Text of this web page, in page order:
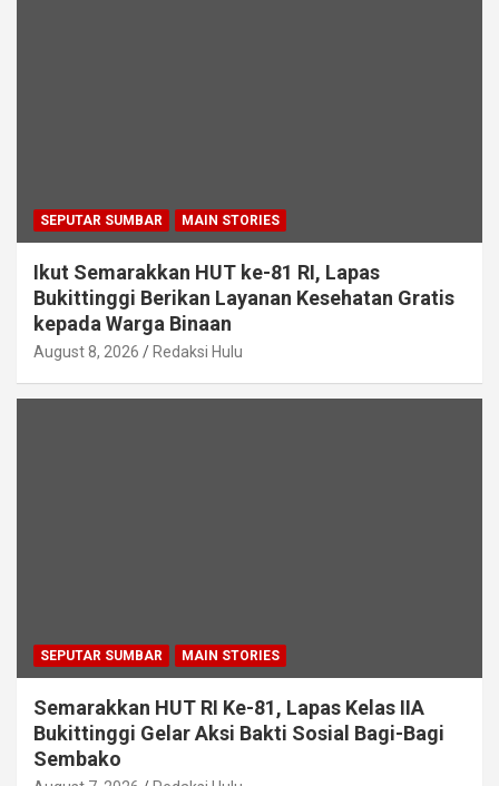
SEPUTAR SUMBAR MAIN STORIES
Ikut Semarakkan HUT ke-81 RI, Lapas
Bukittinggi Berikan Layanan Kesehatan Gratis
kepada Warga Binaan
August 8, 2026 Redaksi Hulu
SEPUTAR SUMBAR MAIN STORIES
Semarakkan HUT RI Ke-81, Lapas Kelas IIA
Bukittinggi Gelar Aksi Bakti Sosial Bagi-Bagi
Sembako